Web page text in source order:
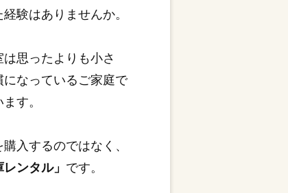
験はありませんか。
思ったよりも小さ
になっているご家庭で
す。
入するのではなく、
レンタル」 です。